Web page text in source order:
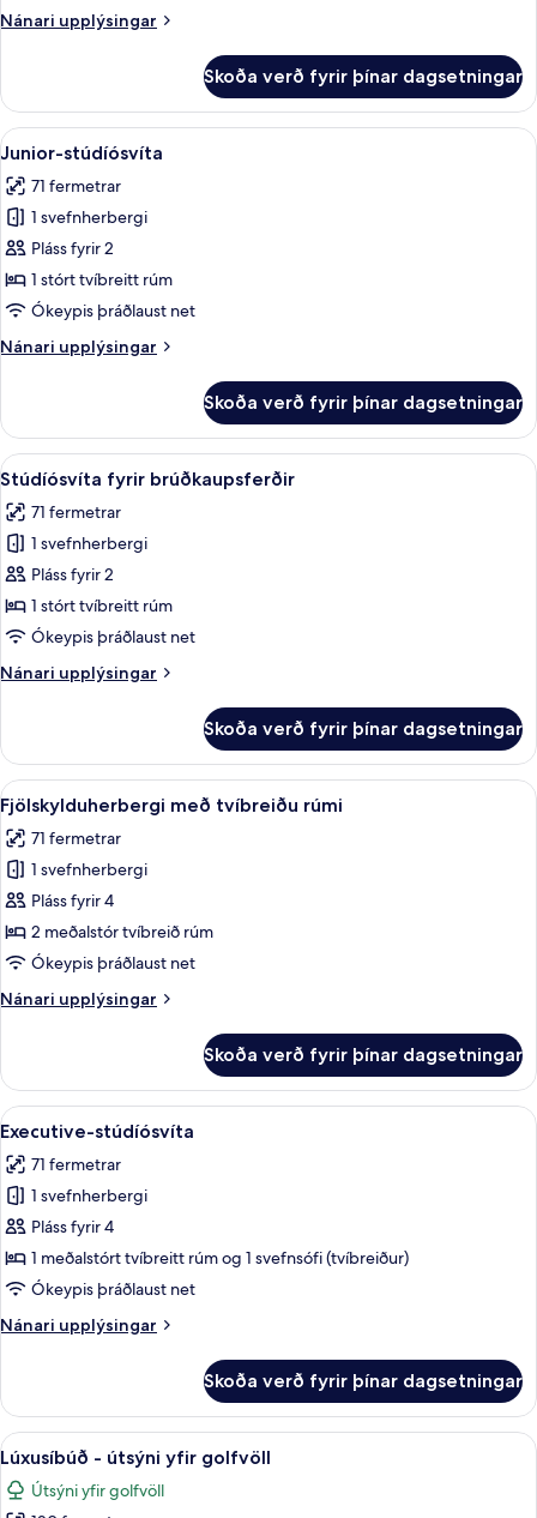
rúmi
Nánari upplýsingar
Nánari
herbergi
með
tvíbreiðu
Skoða verð fyrir þínar dagsetningar
Skoða
allar
myndir
fyrir
Junior-
stúdíósvíta
Rúmföt af bestu gerð, dúnsængur,
8
Junior-stúdíósvíta
71 fermetrar
1 svefnherbergi
Pláss fyrir 2
1 stórt tvíbreitt rúm
Ókeypis þráðlaust net
Nánari upplýsingar
Nánari
stúdíósvíta
Skoða verð fyrir þínar dagsetningar
Skoða
allar
myndir
fyrir
Stúdíósvíta
fyrir
brúðkaupsferðir
Stúdíósvíta fyrir brúðkaupsferðir |
8
Stúdíósvíta fyrir brúðkaupsferðir
71 fermetrar
1 svefnherbergi
Pláss fyrir 2
1 stórt tvíbreitt rúm
Ókeypis þráðlaust net
Nánari upplýsingar
Nánari
fyrir
brúðkaupsferðir
Skoða verð fyrir þínar dagsetningar
Skoða
allar
myndir
fyrir
Fjölskylduherbergi
með
tvíbreiðu
Rúmföt af bestu gerð, dúnsængur,
4
Fjölskylduherbergi með tvíbreiðu rúmi
71 fermetrar
1 svefnherbergi
Pláss fyrir 4
2 meðalstór tvíbreið rúm
Ókeypis þráðlaust net
Nánari upplýsingar
Nánari
með
tvíbreiðu
rúmi
Skoða verð fyrir þínar dagsetningar
Skoða
allar
myndir
fyrir
Executive-
stúdíósvíta
Rúmföt af bestu gerð, dúnsængur,
6
Executive-stúdíósvíta
71 fermetrar
1 svefnherbergi
Pláss fyrir 4
1 meðalstórt tvíbreitt rúm og 1 svefnsófi (tvíbreiður)
Ókeypis þráðlaust net
Nánari upplýsingar
Nánari
stúdíósvíta
Skoða verð fyrir þínar dagsetningar
Skoða
allar
myndir
Lúxusíbúð - útsýni yfir golfvöll |
7
Lúxusíbúð - útsýni yfir golfvöll
Útsýni yfir golfvöll